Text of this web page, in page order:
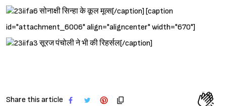
सोनाक्षी सिन्हा के कूल मूव्स[/caption] [caption
id="attachment_6006" align="aligncenter" width="670"]
सूरज पंचोली ने भी की रिहर्सल[/caption]
Share this article